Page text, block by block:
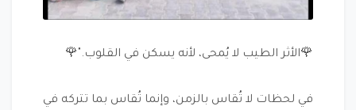
🌹الأثر الطيب لا يُمحى، لأنه يسكن في القلوب."🌹
في لحظات لا تُقاس بالزمن، وإنما تُقاس بما تتركه في